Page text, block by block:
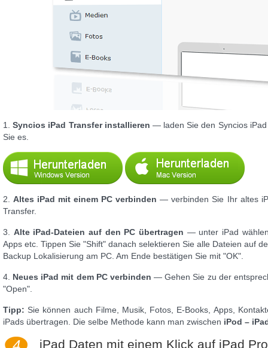
1.Syncios iPad Transfer installieren — laden Sie den Syncios
Sie es.
2.Altes iPad mit einem PC verbinden — verbinden Sie Ihr altes
Transfer.
3. Alte iPad-Dateien auf den PC übertragen — unter iPad
Apps etc. Tippen Sie "Shift" danach selektieren Sie alle Dateien auf
Backup Lokalisierung am PC. Am Ende bestätigen Sie mit "OK".
4. Neues iPad mit dem PC verbinden — Gehen Sie zu der
"Open".
Tipp: Sie können auch Filme, Musik, Fotos, E-Books, Apps,
iPads übertragen. Die selbe Methode kann man zwischen iPod –
iPad Daten mit einem Klick auf iPad